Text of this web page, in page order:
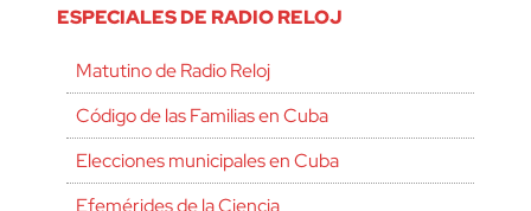
ESPECIALES DE RADIO RELOJ
Matutino de Radio Reloj
Código de las Familias en Cuba
Elecciones municipales en Cuba
Efemérides de la Ciencia